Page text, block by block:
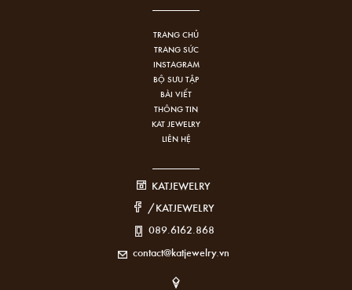
TRANG CHỦ
TRANG SỨC
INSTAGRAM
BỘ SƯU TẬP
BÀI VIẾT
THÔNG TIN
KAT JEWELRY
LIÊN HỆ
KATJEWELRY
/KATJEWELRY
089.6162.868
contact@katjewelry.vn